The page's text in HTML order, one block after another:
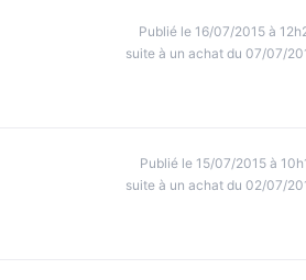
Publié le 16/07/2015 à
suite à un achat du 07/07/
Publié le 15/07/2015 à
suite à un achat du 02/07/